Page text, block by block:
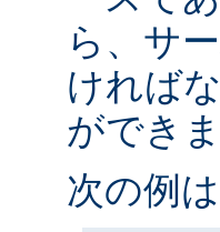
ら、サ
ければ
ができま
次の例